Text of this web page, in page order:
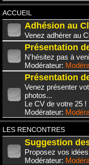
ACCUEIL
Adhésion au
Venez adhérer au
Présentation
N'hésitez pas à
Modérateur:
Présentation
Venez présenter
photos...
Le CV de votre 25 !
Modérateur:
LES RENCONTRES
Suggestion
Proposez vos
Modérateur: